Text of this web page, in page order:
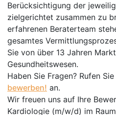
Berücksichtigung der
zielgerichtet zusammen zu
erfahrenen Beraterteam
gesamtes
Sie von über 13 Jahren
Gesundheitswesen.
Haben Sie Fragen? Rufen
bewerben! an.
Wir freuen uns auf Ihre
Kardiologie (m/w/d) im